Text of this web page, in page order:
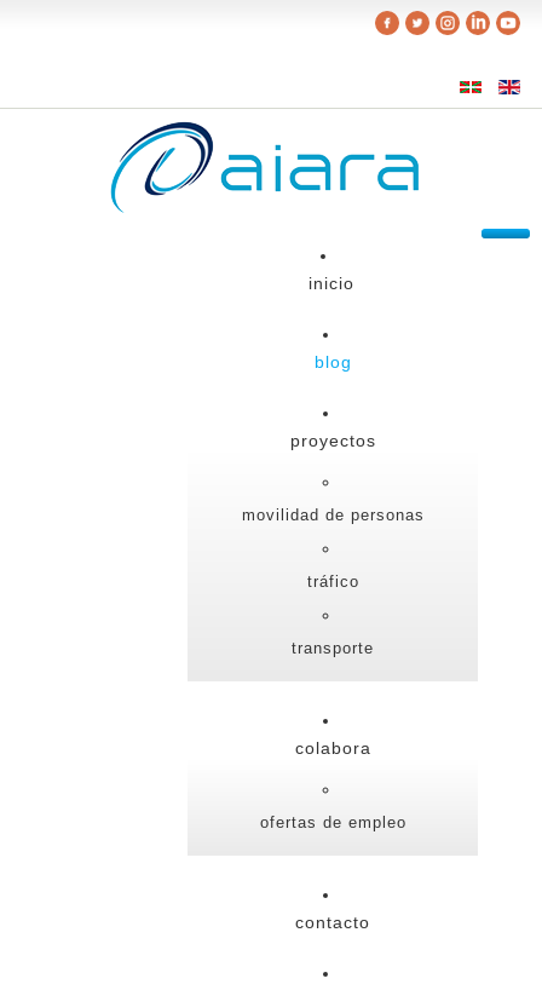
inicio
blog
proyectos
movilidad de personas
tráfico
transporte
colabora
ofertas de empleo
contacto